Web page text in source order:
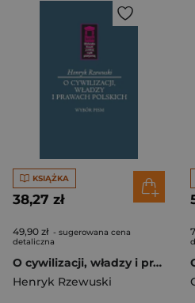
KSIĄŻKA
38,27 zł
49,90 zł - sugerowana cena
detaliczna
O cywilizacji, władzy i prawach polskich
Henryk Rzewuski